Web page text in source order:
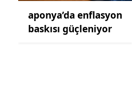
aponya’da enflasyon
baskısı güçleniyor